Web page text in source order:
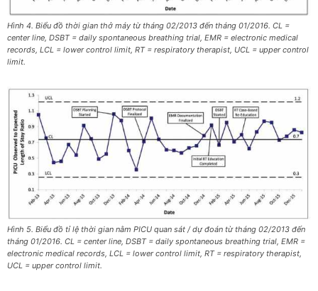
Hình 4. Biểu đồ thời gian thở máy từ tháng 02/2013 đến tháng 01/2016. CL =
center line, DSBT = daily spontaneous breathing trial, EMR = electronic medical
records, LCL = lower control limit, RT = respiratory therapist, UCL = upper control
limit.
Hình 5. Biểu đồ tỉ lệ thời gian nằm PICU quan sát / dự đoán từ tháng 02/2013 đến
tháng 01/2016. CL = center line, DSBT = daily spontaneous breathing trial, EMR =
electronic medical records, LCL = lower control limit, RT = respiratory therapist,
UCL = upper control limit.